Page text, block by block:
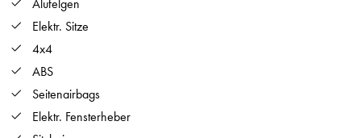
Elektr. Sitze
4x4
ABS
Seitenairbags
Elektr. Fensterheber